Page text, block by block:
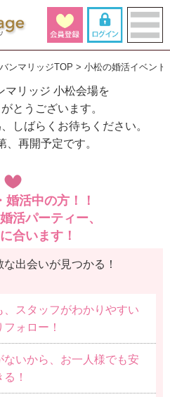
ンマリッジTOP 小松の婚活イベント
マリッジ 小松会場を
とうございます。
しばらくお待ちください。
、再開予定です。
婚活中の方！！
活パーティー、
合います！
出会いが見つかる！
、スタッフがわかりやすい
ォロー！
ないから、お一人様でも安
！